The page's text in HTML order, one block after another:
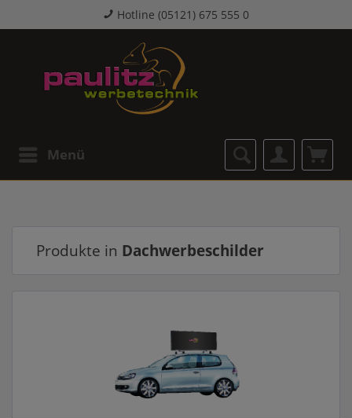
Hotline (05121) 675 555 0
Menü
Produkte in Dachwerbeschilder